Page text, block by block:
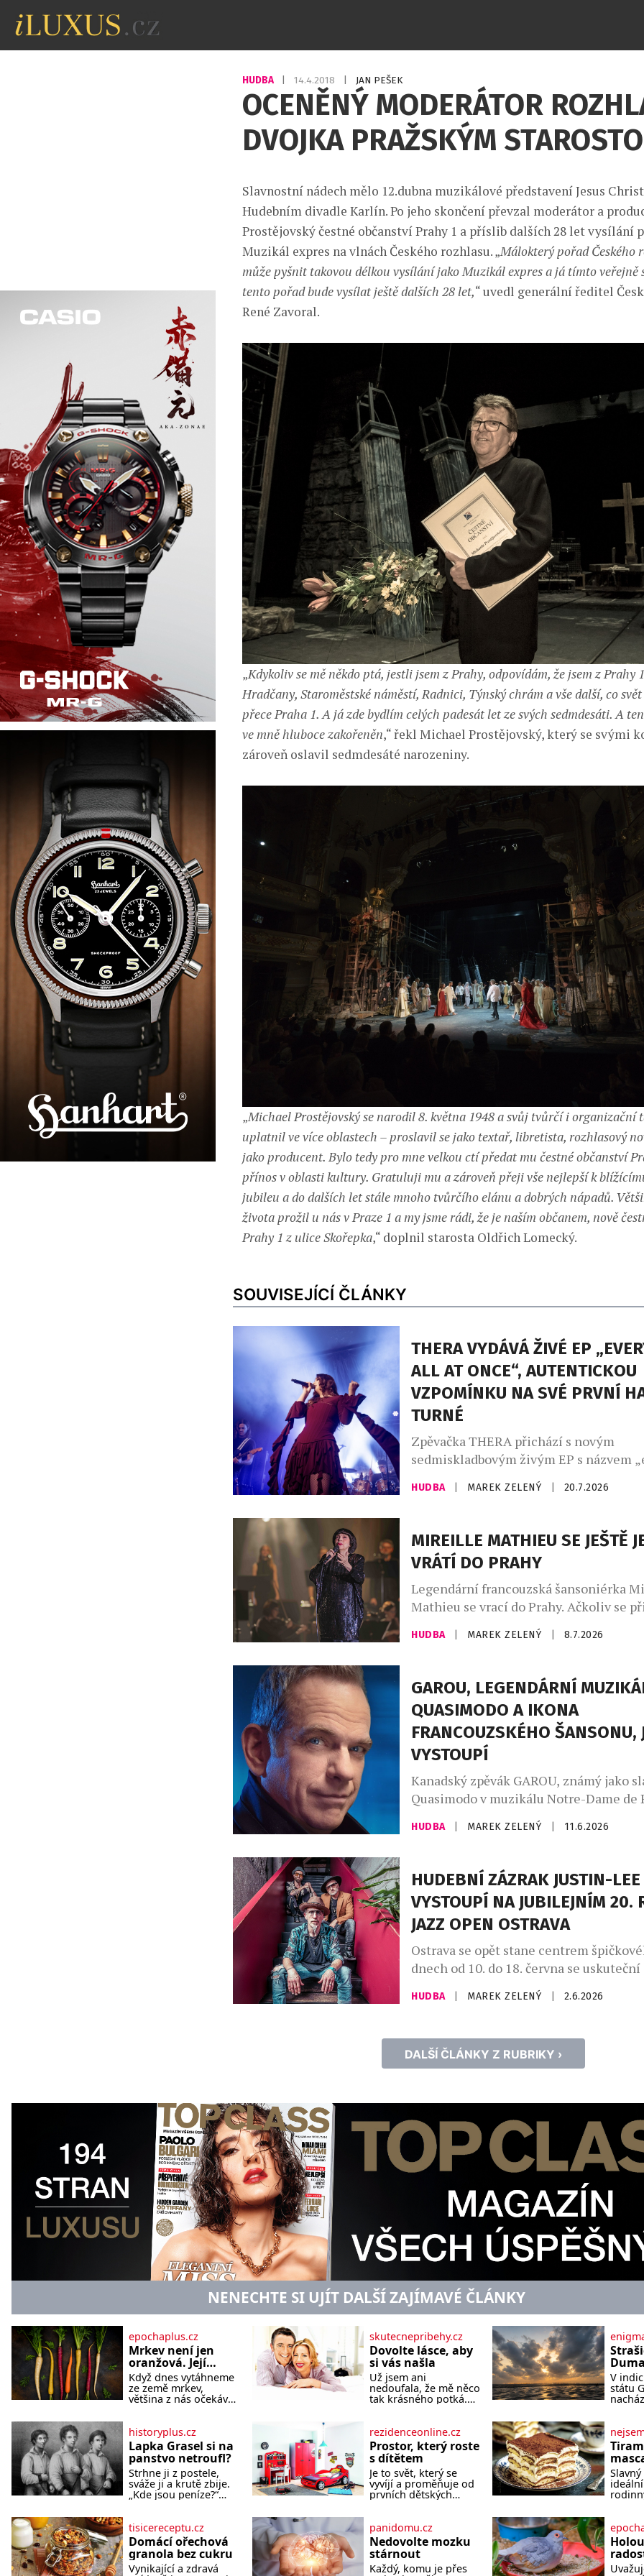
HUDBA 14.4.2018 JAN PEŠEK
OCENĚNÝ MODERÁTOR
DVOJKA PRAŽSKÝM
Slavnostní nádech mělo 12.dubna muzikálové představení Jesus Christ
Hudebním divadle Karlín. Po jeho skončení převzal moderátor a
Prostějovský čestné občanství Prahy 1 a příslib dalších 28 let vysílání
Muzikál expres na vlnách Českého rozhlasu. „Málokterý pořad Českého
může pyšnit takovou délkou vysílání jako Muzikál expres a já tímto veřejně
tento pořad bude vysílat ještě dalších 28 let,“ uvedl generální ředitel
René Zavoral.
„Kdykoliv se mě někdo ptá, jestli jsem z Prahy, odpovídám, že jsem z Prahy
Hradčany, Staroměstské náměstí, Radnici, Týnský chrám a vše další, co svět
přece Praha 1. A já zde bydlím celých padesát let ze svých sedmdesáti. A ten
ve mně hluboce zakořeněn,“ řekl Michael Prostějovský, který se svými
zároveň oslavil sedmdesáté narozeniny.
„Michael Prostějovský se narodil 8. května 1948 a svůj tvůrčí i organizační
uplatnil ve více oblastech – proslavil se jako textař, libretista, rozhlasový
jako producent. Bylo tedy pro mne velkou ctí předat mu čestné občanství
přínos v oblasti kultury. Gratuluji mu a zároveň přeji vše nejlepší k
jubileu a do dalších let stále mnoho tvůrčího elánu a dobrých nápadů.
života prožil u nás v Praze 1 a my jsme rádi, že je naším občanem, nově
Prahy 1 z ulice Skořepka,“ doplnil starosta Oldřich Lomecký.
SOUVISEJÍCÍ ČLÁNKY
THERA VYDÁVÁ ŽIVÉ EP
ALL AT ONCE“, AUTENTICKOU
VZPOMÍNKU NA SVÉ PRVNÍ
TURNÉ
Zpěvačka THERA přichází s novým
sedmiskladbovým živým EP s názvem
jejího prvního halového turné. Každý
identický s tím, který zazněl na její
„Cílem tohoto EP bylo vytvořit
vzpomínku, a to nejen pro […]
HUDBA MAREK ZELENÝ 20.7.2026
MIREILLE MATHIEU SE JEŠTĚ
VRÁTÍ DO PRAHY
Legendární francouzská šansoniérka
Mathieu se vrací do Prahy. Ačkoliv se
loučila a naznačovala, že jde o její
Jak sama přiznává, bez českých
koncertní život dokáže jen těžko
Mimořádné pouto, které si s tuzemským
HUDBA MAREK ZELENÝ 8.7.2026
GAROU, LEGENDÁRNÍ
QUASIMODO A IKONA
FRANCOUZSKÉHO ŠANSONU,
VYSTOUPÍ
Kanadský zpěvák GAROU, známý jako
Quasimodo v muzikálu Notre-Dame de
tour „The Best Of“ v Praze! A to na
centru. GAROU je jedním z
nejcharismatičtějších zpěváků
posledních pětadvaceti let. Po
HUDBA MAREK ZELENÝ 11.6.2026
HUDEBNÍ ZÁZRAK JUSTIN-LEE
VYSTOUPÍ NA JUBILEJNÍM 20.
JAZZ OPEN OSTRAVA
Ostrava se opět stane centrem
dnech od 10. do 18. června se uskuteční
města Ostravy a městských obvodů
s.r.o. a dalších partnerů. I letos nabídne
přehlídku domácích i zahraničních
HUDBA MAREK ZELENÝ 2.6.2026
DALŠÍ ČLÁNKY Z RUBRIKY ›
NENECHTE SI UJÍT DALŠÍ ZAJÍMAVÉ ČLÁNKY
epochaplus.cz
Mrkev není jen
oranžová. Její
neuvěřitelný
příběh začíná
fialovou barvou
Když dnes vytáhneme
ze země mrkev,
většina z nás očekává
historie je mrkev
všechno možné, jen
ne oranžová. Je
fialová, žlutá, bílá,
někdy dokonce téměř
černá. Až díky stovkám
let pečlivého šlechtění
zahradu ani
nedokážeme
představit. Její příběh
je
skutecnepribehy.cz
Dovolte lásce, aby
si vás našla
Už jsem ani
nedoufala, že mě něco
tak krásného potká.
pohled. Poprvé jsem
se vdávala, když mi
bylo dvacet. Oba jsme
byli mladí a byl to tak
říkajíc sňatek z
rozumu. Rodiče nás
dali dohromady, Toník
nám oběma moc
nesvědčilo, brzy jsme
zjistili, že
písek
ze
zlo?
V
státu
tomu
písek
má
historyplus.cz
Lapka Grasel si na
panstvo netroufl?
Strhne ji z postele,
sváže ji a krutě zbije.
„Kde jsou peníze?“
Když mu to neprozradí
– ostatně ani nemůže,
protože žádné nemá,
spokojí se lupič s
několika měďáky a
rezidenceonline.cz
Prostor, který roste
s dítětem
Je to svět, který se
vyvíjí a proměňuje od
prvních dětských
navržený pokoj
podporuje bezpečí,
kreativitu, soustředění
i odpočinek a reaguje
na každou etapu
Slavný
ideální
může
osoby: 250
tisicereceptu.cz
Domácí ořechová
granola bez cukru
Vynikající a zdravá
panidomu.cz
Nedovolte mozku
stárnout
Každý, komu je přes